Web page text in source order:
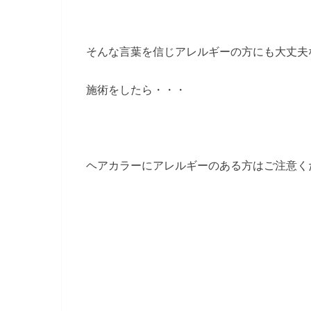
そんな言葉を信じアレルギーの方にも大丈夫
施術をしたら・・・
ヘアカラーにアレルギーのある方はご注意く